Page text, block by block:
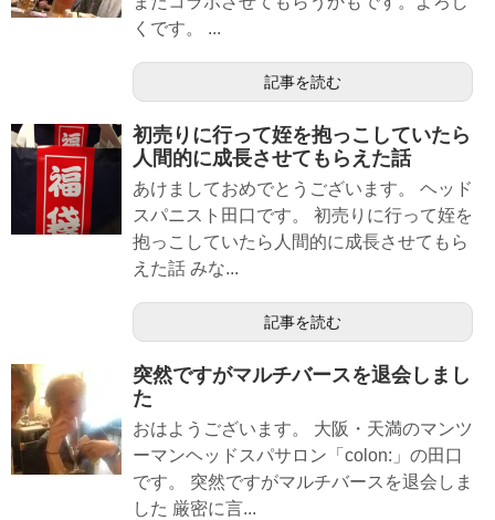
くです。 ...
記事を読む
初売りに行って姪を抱っこしていたら
人間的に成長させてもらえた話
あけましておめでとうございます。 ヘッド
スパニスト田口です。 初売りに行って姪を
抱っこしていたら人間的に成長させてもら
えた話 みな...
記事を読む
突然ですがマルチバースを退会しまし
た
おはようございます。 大阪・天満のマンツ
ーマンヘッドスパサロン「colon:」の田口
です。 突然ですがマルチバースを退会しま
した 厳密に言...